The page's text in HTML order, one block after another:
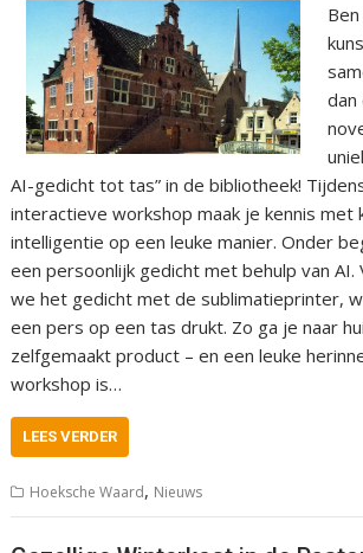
dan
AI-gedicht tot tas” in de bibliotheek!
interactieve workshop maak je kennis met
intelligentie op een leuke manier. Onder
een persoonlijk gedicht met behulp van
we het gedicht met de sublimatieprinter,
een pers op een tas drukt. Zo ga je naar
zelfgemaakt product – en een leuke
workshop is…
LEES VERDER
Hoeksche Waard, Nieuws